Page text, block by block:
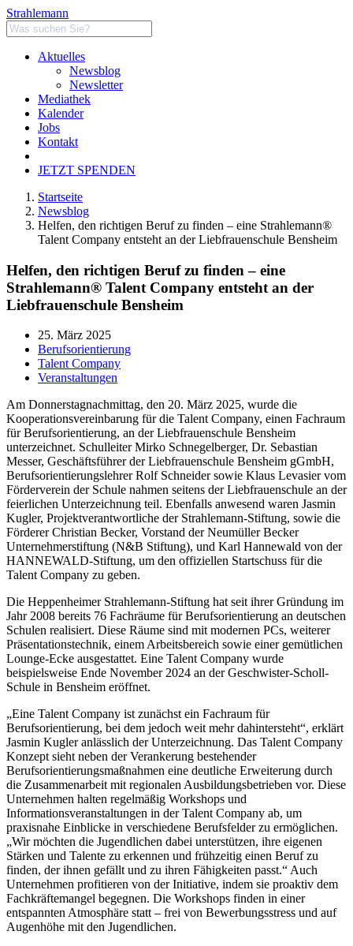
Strahlemann
Aktuelles
Newsblog
Newsletter
Mediathek
Kalender
Jobs
Kontakt
JETZT SPENDEN
Startseite
Newsblog
Helfen, den richtigen Beruf zu finden – eine Strahlemann®
Talent Company entsteht an der Liebfrauenschule Bensheim
Helfen, den richtigen Beruf zu finden – eine
Strahlemann® Talent Company entsteht an der
Liebfrauenschule Bensheim
25. März 2025
Berufsorientierung
Talent Company
Veranstaltungen
Am Donnerstagnachmittag, den 20. März 2025, wurde die
Kooperationsvereinbarung für die Talent Company, einen Fachraum
für Berufsorientierung, an der Liebfrauenschule Bensheim
unterzeichnet. Schulleiter Mirko Schnegelberger, Dr. Sebastian
Messer, Geschäftsführer der Liebfrauenschule Bensheim gGmbH,
Berufsorientierungslehrer Rolf Schneider sowie Klaus Levasier vom
Förderverein der Schule nahmen seitens der Liebfrauenschule an der
feierlichen Unterzeichnung teil. Ebenfalls anwesend waren Jasmin
Kugler, Projektverantwortliche der Strahlemann-Stiftung, sowie die
Förderer Christian Becker, Vorstand der Neumüller Becker
Unternehmerstiftung (N&B Stiftung), und Karl Hannewald von der
HANNEWALD-Stiftung, um den offiziellen Startschuss für die
Talent Company zu geben.
Die Heppenheimer Strahlemann-Stiftung hat seit ihrer Gründung im
Jahr 2008 bereits 76 Fachräume für Berufsorientierung an deutschen
Schulen realisiert. Diese Räume sind mit modernen PCs, weiterer
Präsentationstechnik, einem Arbeitsbereich sowie einer gemütlichen
Lounge-Ecke ausgestattet. Eine Talent Company wurde
beispielsweise Ende November 2024 an der Geschwister-Scholl-
Schule in Bensheim eröffnet.
„Eine Talent Company ist zunächst ein Fachraum für
Berufsorientierung, bei dem jedoch weit mehr dahintersteht“, erklärt
Jasmin Kugler anlässlich der Unterzeichnung. Das Talent Company
Konzept sieht neben der Verankerung bestehender
Berufsorientierungsmaßnahmen eine deutliche Erweiterung durch
die Zusammenarbeit mit regionalen Ausbildungsbetrieben vor. Diese
Unternehmen halten regelmäßig Workshops und
Informationsveranstaltungen in der Talent Company ab, um
praxisnahe Einblicke in verschiedene Berufsfelder zu ermöglichen.
„Wir möchten die Jugendlichen dabei unterstützen, ihre eigenen
Stärken und Talente zu erkennen und frühzeitig einen Beruf zu
finden, der ihnen gefällt und zu ihren Fähigkeiten passt.“ Auch
Unternehmen profitieren von der Initiative, indem sie proaktiv dem
Fachkräftemangel begegnen. Die Workshops finden in einer
entspannten Atmosphäre statt – frei von Bewerbungsstress und auf
Augenhöhe mit den Jugendlichen.